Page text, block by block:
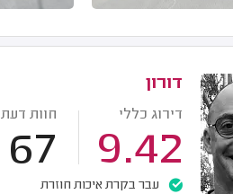
דורון
דירוג כללי
9.42
חוות דעת
67
עבר בקרת איכות חוזרת